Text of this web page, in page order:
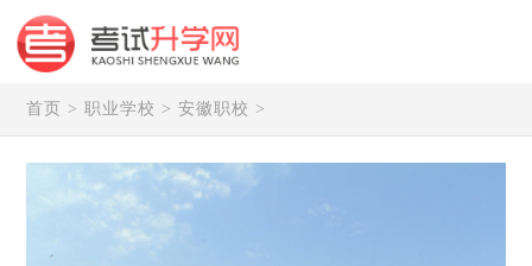
首页 >职业学校 >安徽职校 >